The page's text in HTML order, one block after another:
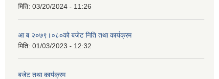
मिति: 03/20/2024 - 11:26
आ ब २०७९।०८०को बजेट निति तथा कार्यक्रम
मिति: 01/03/2023 - 12:32
बजेट तथा कार्यक्रम